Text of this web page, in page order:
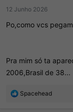
12 Junho 2026
Po,como vcs
Pra mim só ta
2006,Brasil de 38...
R
Spacehead